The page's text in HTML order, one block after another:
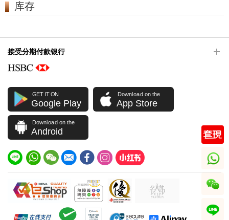
库存
接受分期付款银行
GET IT ON
Google Play
Download on the
App Store
Download on the
Android
whatsapp